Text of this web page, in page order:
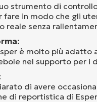
strumento di
fare in modo che gli
reale senza
è molto più adatto
nel supporto per i
di avere
di reportistica di